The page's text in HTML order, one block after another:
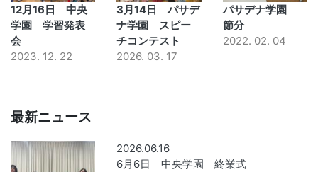
12月16日 中央
学園 学習発表
会
2023. 12. 22
3月14日 パサデ
ナ学園 スピー
チコンテスト
2026. 03. 17
パサデナ学園
節分
2022. 02. 04
最新ニュース
2026.06.16
6月6日 中央学園 終業式